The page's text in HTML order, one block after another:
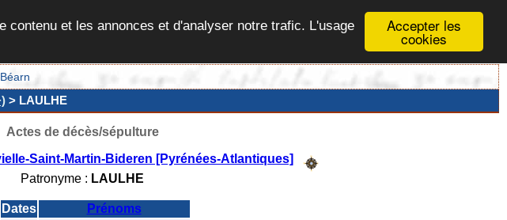
Accepter les
cookies
et les annonces et d'analyser notre trafic. L'usage
> LAULHE
Actes de décès/sépulture
Saint-Martin-Bideren [Pyrénées-Atlantiques]
Patronyme : LAULHE
Dates
Prénoms